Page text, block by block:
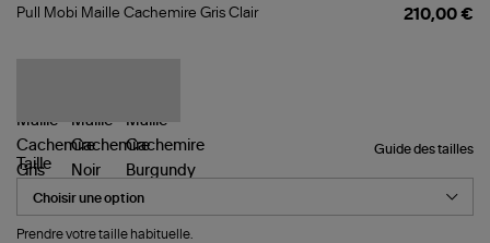
Pull
Pull Mobi Maille Cachemire Gris Clair 210,00 €
Guide des tailles
Taille
Prendre votre taille habituelle.